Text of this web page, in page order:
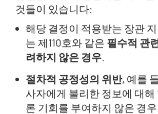
것들이 있습니다:
해당 결정이 적용받는 장관
는 제110호와 같은 필수적 관
려하지 않은 경우.
절차적 공정성의 위반, 예를
사자에게 불리한 정보에 대
론 기회를 부여하지 않은 경